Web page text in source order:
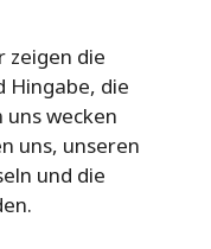
zeigen die
Hingabe, die
uns wecken
uns, unseren
und die